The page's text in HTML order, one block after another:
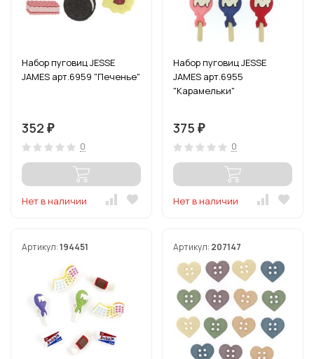
Набор пуговиц JESSE
JAMES арт.6959 "Печенье"
352 ₽
0
Нет в наличии
Набор пуговиц JESSE
JAMES арт.6955
"Карамельки"
375 ₽
0
Нет в наличии
Артикул:194451 Артикул: 207147